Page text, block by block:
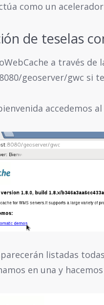
como un
de teselas
a través de
geoserver/gwc si
accedemos
listadas
en una y